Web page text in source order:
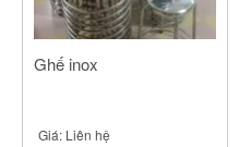
Ghế inox
Giá: Liên hệ